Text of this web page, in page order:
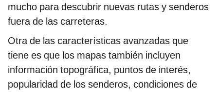
mucho para descubrir nuevas rutas y senderos
fuera de las carreteras.
Otra de las características avanzadas que
tiene es que los mapas también incluyen
información topográfica, puntos de interés,
popularidad de los senderos, condiciones de